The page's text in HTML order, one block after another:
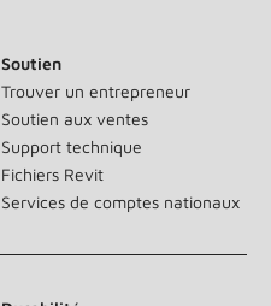
Soutien
Trouver un entrepreneur
Soutien aux ventes
Support technique
Fichiers Revit
Services de comptes nationaux